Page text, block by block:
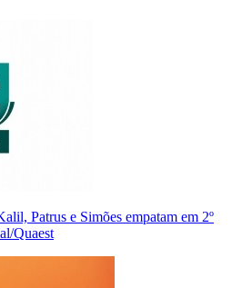
Patrus e Simões empatam em 2º
Quaest